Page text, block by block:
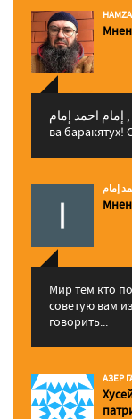
إمام احمد إمام , Ва алейкум ассалам ва рахматуЛлахи
ва баракятух!
إمام
Мир тем кто
советую вам
говорить...
АЗЕР